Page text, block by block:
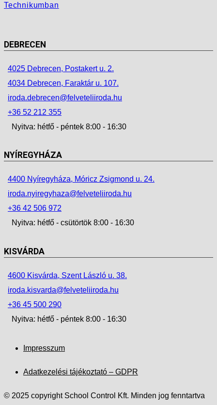
Technikumban
DEBRECEN
4025 Debrecen, Postakert u. 2.
4034 Debrecen, Faraktár u. 107.
iroda.debrecen@felveteliiroda.hu
+36 52 212 355
Nyitva: hétfő - péntek 8:00 - 16:30
NYÍREGYHÁZA
4400 Nyíregyháza, Móricz Zsigmond u. 24.
iroda.nyiregyhaza@felveteliiroda.hu
+36 42 506 972
Nyitva: hétfő - csütörtök 8:00 - 16:30
KISVÁRDA
4600 Kisvárda, Szent László u. 38.
iroda.kisvarda@felveteliiroda.hu
+36 45 500 290
Nyitva: hétfő - péntek 8:00 - 16:30
Impresszum
Adatkezelési tájékoztató – GDPR
© 2025 copyright School Control Kft. Minden jog fenntartva